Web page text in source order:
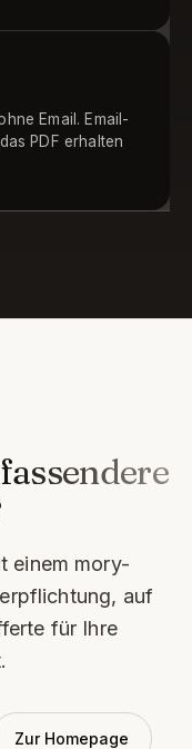
Email. Email-
PDF erhalten
einem mory-
auf
für Ihre
Zur Homepage